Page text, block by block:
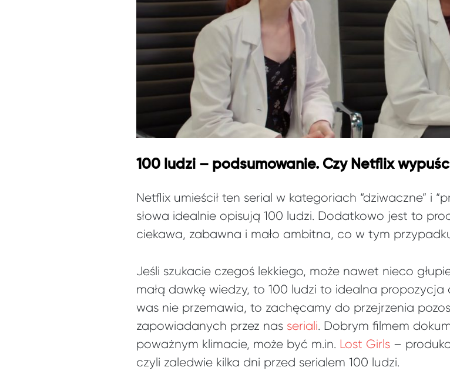
100 ludzi – podsumowanie. Czy Netflix
Netflix umieścił ten serial w kategoriach “dziwaczne” i
słowa idealnie opisują 100 ludzi. Dodatkowo jest to
ciekawa, zabawna i mało ambitna, co w tym
Jeśli szukacie czegoś lekkiego, może nawet nieco
małą dawkę wiedzy, to 100 ludzi to idealna
was nie przemawia, to zachęcamy do przejrzenia
zapowiadanych przez nas seriali. Dobrym filmem
poważnym klimacie, może być m.in. Lost Girls –
czyli zaledwie kilka dni przed serialem 100 ludzi.